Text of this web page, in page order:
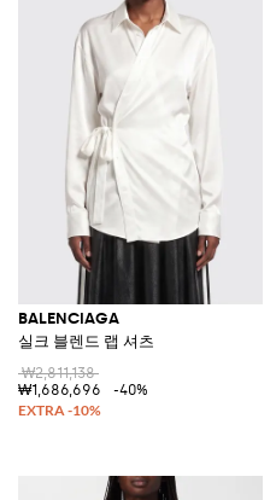
BALENCIAGA
실크 블렌드 랩 셔츠
₩2,811,138
₩1,686,696
-40%